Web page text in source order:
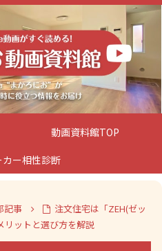
動画資料館TOP
ー相性診断
記事
注文住宅は「ZEH(ゼッ
リットと選び方を解説